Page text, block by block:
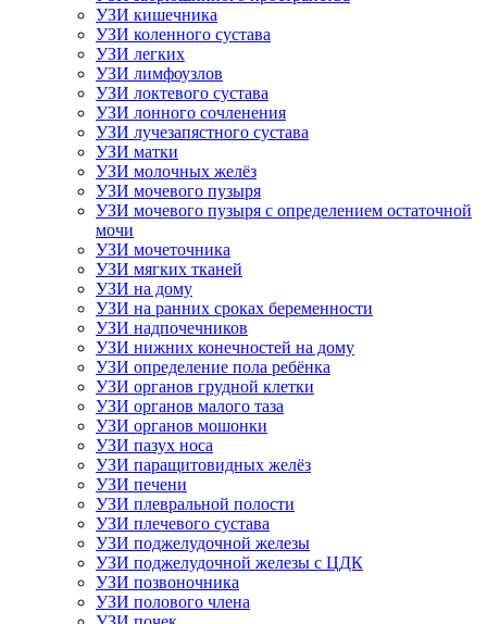
УЗИ кишечника
УЗИ коленного сустава
УЗИ легких
УЗИ лимфоузлов
УЗИ локтевого сустава
УЗИ лонного сочленения
УЗИ лучезапястного сустава
УЗИ матки
УЗИ молочных желёз
УЗИ мочевого пузыря
УЗИ мочевого пузыря с определением остаточной
мочи
УЗИ мочеточника
УЗИ мягких тканей
УЗИ на дому
УЗИ на ранних сроках беременности
УЗИ надпочечников
УЗИ нижних конечностей на дому
УЗИ определение пола ребёнка
УЗИ органов грудной клетки
УЗИ органов малого таза
УЗИ органов мошонки
УЗИ пазух носа
УЗИ паращитовидных желёз
УЗИ печени
УЗИ плевральной полости
УЗИ плечевого сустава
УЗИ поджелудочной железы
УЗИ поджелудочной железы с ЦДК
УЗИ позвоночника
УЗИ полового члена